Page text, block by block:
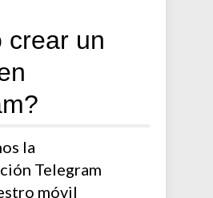
crear un
la
Telegram
móvil